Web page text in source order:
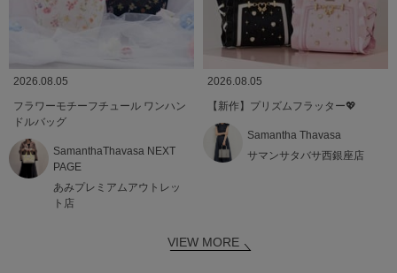
2026.08.05
フラワーモチーフチュール ワンハン
ドルバッグ
SamanthaThavasa NEXT
PAGE
あみプレミアムアウトレッ
ト店
2026.08.05
【新作】プリズムフラッター💖
Samantha Thavasa
サマンサタバサ西銀座店
VIEW MORE